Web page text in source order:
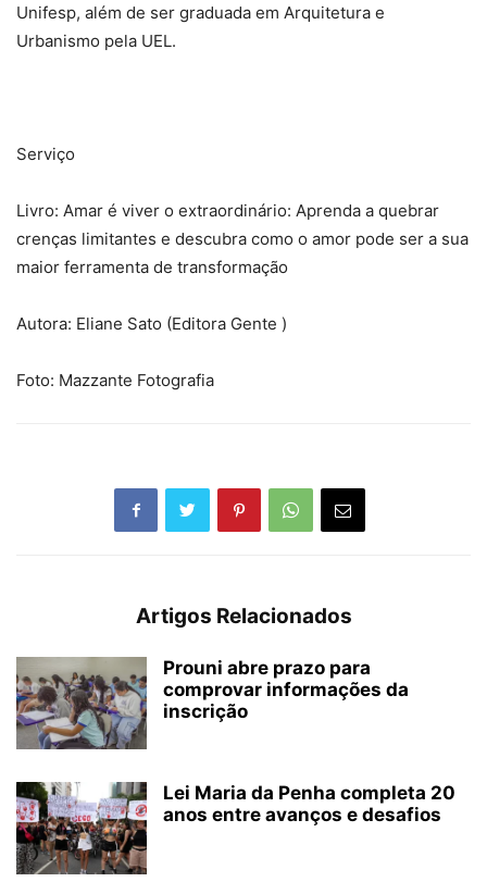
Unifesp, além de ser graduada em Arquitetura e
Urbanismo pela UEL.
Serviço
Livro: Amar é viver o extraordinário: Aprenda a quebrar
crenças limitantes e descubra como o amor pode ser a sua
maior ferramenta de transformação
Autora: Eliane Sato (Editora Gente )
Foto: Mazzante Fotografia
Artigos Relacionados
Prouni abre prazo para
comprovar informações da
inscrição
Lei Maria da Penha completa 20
anos entre avanços e desafios